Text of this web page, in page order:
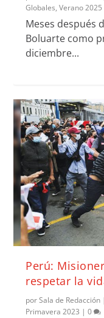
Globales,Verano 2025
Meses después
Boluarte como
diciembre...
Perú:
respetar la
porSala de Redacción
Primavera 2023 |0